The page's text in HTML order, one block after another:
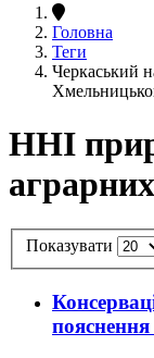
Головна
Теги
Черкаський
ННІ
Показувати